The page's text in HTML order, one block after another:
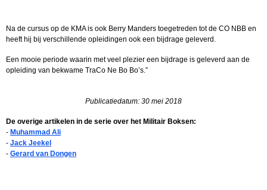
Na de cursus op de KMA is ook Berry Manders toegetreden tot de CO NBB en
heeft hij bij verschillende opleidingen ook een bijdrage geleverd.
Een mooie periode waarin met veel plezier een bijdrage is geleverd aan de
opleiding van bekwame TraCo Ne Bo Bo’s.”
Publicatiedatum: 30 mei 2018
De overige artikelen in de serie over het Militair Boksen:
- Muhammad Ali
- Jack Jeekel
- Gerard van Dongen